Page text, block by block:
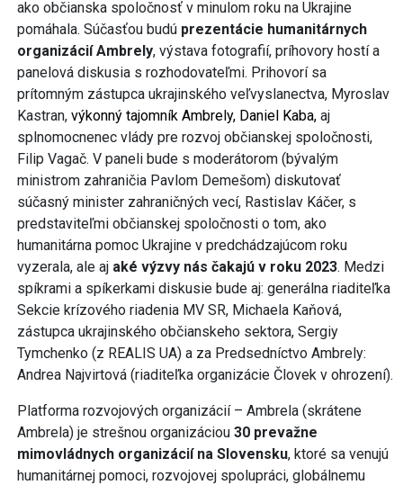
ako občianska spoločnosť v minulom roku na Ukrajine
pomáhala. Súčasťou budú prezentácie humanitárnych
organizácií Ambrely, výstava fotografií, príhovory hostí a
panelová diskusia s rozhodovateľmi. Prihovorí sa
prítomným zástupca ukrajinského veľvyslanectva, Myroslav
Kastran, výkonný tajomník Ambrely, Daniel Kaba, aj
splnomocnenec vlády pre rozvoj občianskej spoločnosti,
Filip Vagač. V paneli bude s moderátorom (bývalým
ministrom zahraničia Pavlom Demešom) diskutovať
súčasný minister zahraničných vecí, Rastislav Káčer, s
predstaviteľmi občianskej spoločnosti o tom, ako
humanitárna pomoc Ukrajine v predchádzajúcom roku
vyzerala, ale aj aké výzvy nás čakajú v roku 2023. Medzi
spíkrami a spíkerkami diskusie bude aj: generálna riaditeľka
Sekcie krízového riadenia MV SR, Michaela Kaňová,
zástupca ukrajinského občianskeho sektora, Sergiy
Tymchenko (z REALIS UA) a za Predsedníctvo Ambrely:
Andrea Najvirtová (riaditeľka organizácie Človek v ohrození).
Platforma rozvojových organizácií – Ambrela (skrátene
Ambrela) je strešnou organizáciou 30 prevažne
mimovládnych organizácií na Slovensku, ktoré sa venujú
humanitárnej pomoci, rozvojovej spolupráci, globálnemu